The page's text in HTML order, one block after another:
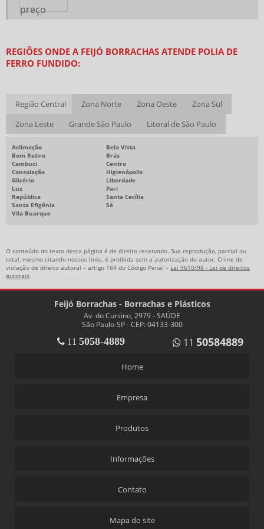
ATACADO DE PLASTICO BOLHA
BOTA DE SEGURANÇA PREÇO
POLIA FERRO FUNDIDO PREÇO
CALÇADO DE SEGURANÇA PREÇO
EMPRESA DE FITA ADESIVA
FORNECEDOR DE FITA ADESIVA
LENÇOL DE BORRACHA PREÇO
EMPRESAS DE CORREIAS INDUSTRIAIS
DISTRIBUIDOR DE EPI SP
POLIAS DE ALUMÍNIO PREÇO
POLIA DE FERRO FUNDIDO
REGIÕES ONDE A FEIJÓ BORRACHAS ATENDE POLIA DE
FERRO FUNDIDO:
Região Central Zona Norte Zona Oeste
Zona Sul
Zona Leste
Grande São Paulo Litoral de São Paulo
Aclimação
Bela Vista
Bom Retiro
Brás
Cambuci
Centro
Consolação
Higienópolis
Glicério
Liberdade
Luz
Pari
República
Santa Cecília
Santa Efigênia
Sé
Vila Buarque
O conteúdo do texto desta página é de direito reservado. Sua reprodução, parcial ou
total, mesmo citando nossos links, é proibida sem a autorização do autor. Crime de
violação de direito autoral – artigo 184 do Código Penal – Lei 9610/98 - Lei de direitos
autorais.
Feijó Borrachas - Borrachas e Plásticos
Av. do Cursino, 2979 - SAÚDE
São Paulo-SP - CEP: 04133-300
11 5058-4889 11 50584889
Home
Empresa
Produtos
Informações
Contato
Mapa do site